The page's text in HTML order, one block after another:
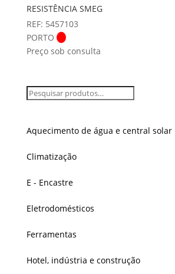
RESISTÊNCIA SMEG
REF: 5457103
PORTO
Preço sob consulta
Aquecimento de água e central solar
Climatização
E - Encastre
Eletrodomésticos
Ferramentas
Hotel, indústria e construção